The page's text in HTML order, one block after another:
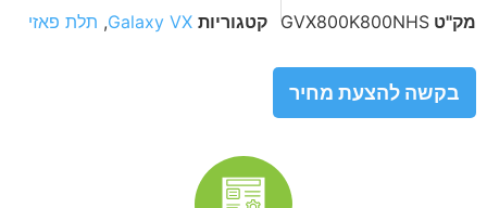
מק"ט GVX800K800NHS קטגוריות Galaxy VX
, תלת פאזי
בקשה להצעת מחיר